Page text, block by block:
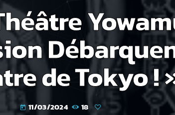
de Tokyo !
today 11/03/2024 18